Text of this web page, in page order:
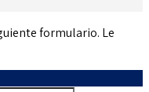
formulario. Le